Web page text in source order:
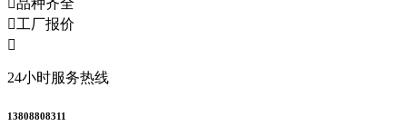
工厂报价
24小时服务热线
13808808311